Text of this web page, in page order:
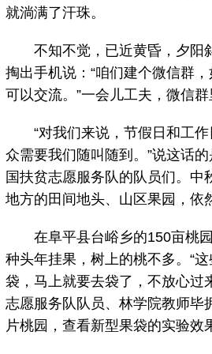
就淌满了汗珠。
不知不觉，已近黄昏，夕阳
掏出手机说：“咱们建个微信群
可以交流。”一会儿工夫，微信群
“对我们来说，节假日和工作
众需要我们随叫随到。”说这话
国扶贫志愿服务队的队员们。中
地方的田间地头、山区果园，依
在阜平县台峪乡的150亩桃园
种头年挂果，树上的桃不多。“
袋，马上就要去袋了，不放心过
志愿服务队队员、林学院教师毕
片桃园，查看新型果袋的实验效